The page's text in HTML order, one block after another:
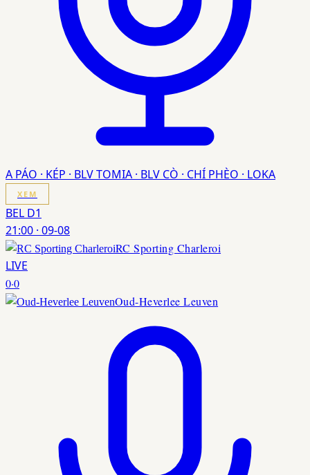
A PÁO · KÉP · BLV TOMIA · BLV CÒ · CHÍ PHÈO · LOKA
XEM
BEL D1
21:00 · 09-08
RC Sporting Charleroi
LIVE
0·0
Oud-Heverlee Leuven